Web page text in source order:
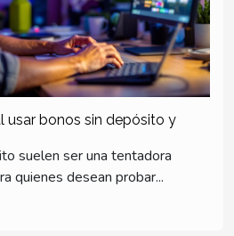
usar bonos sin depósito y
suelen ser una tentadora
quienes desean probar...